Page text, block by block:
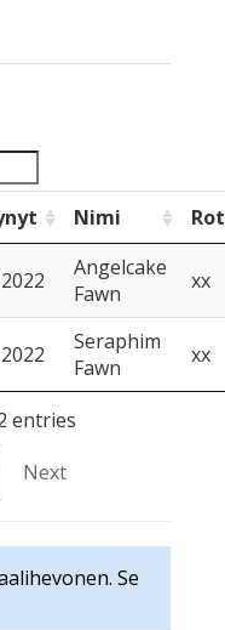
Nimi
Angelcake
Fawn
xx
Seraphim
Fawn
xx
entries
Next
Se